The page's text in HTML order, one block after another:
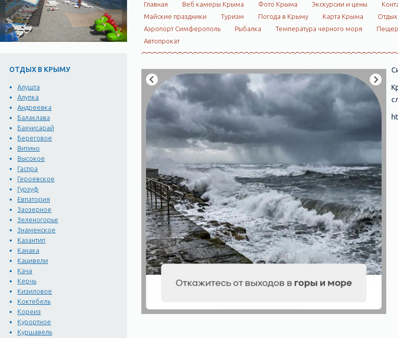
ОТДЫХ В КРЫМУ
Алушта
Алупка
Андреевка
Балаклава
Бахчисарай
Береговое
Витино
Высокое
Гаспра
Героевское
Гурзуф
Евпатория
Заозерное
Зеленогорье
Знаменское
Казантип
Канака
Кацивели
Кача
Керчь
Кизиловое
Коктебель
Кореиз
Курортное
Куршавель
Главная Веб камеры Крыма Фото Крыма Экскурсии и цены
Майские праздники
Туризм Погода в Крыму Карта Крыма Отдых
Аэропорт Симферополь
Рыбалка Температура черного моря
Автопрокат